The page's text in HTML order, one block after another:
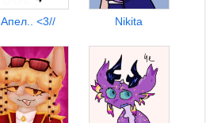
Апел.. <3// Nikita